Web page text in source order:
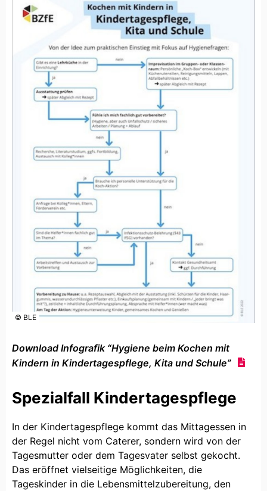
© BLE
Download Infografik “Hygiene beim Kochen mit
Kindern in Kindertagespflege, Kita und Schule”
Spezialfall Kindertagespflege
In der Kindertagespflege kommt das Mittagessen in
der Regel nicht vom Caterer, sondern wird von der
Tagesmutter oder dem Tagesvater selbst gekocht.
Das eröffnet vielseitige Möglichkeiten, die
Tageskinder in die Lebensmittelzubereitung, den